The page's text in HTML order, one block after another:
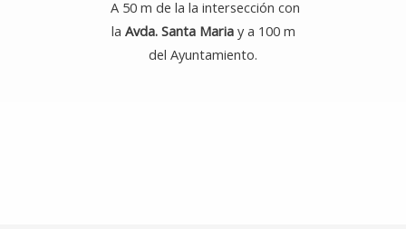
A 50 m de la la intersección con
la Avda. Santa Mariay a 100 m
del Ayuntamiento.